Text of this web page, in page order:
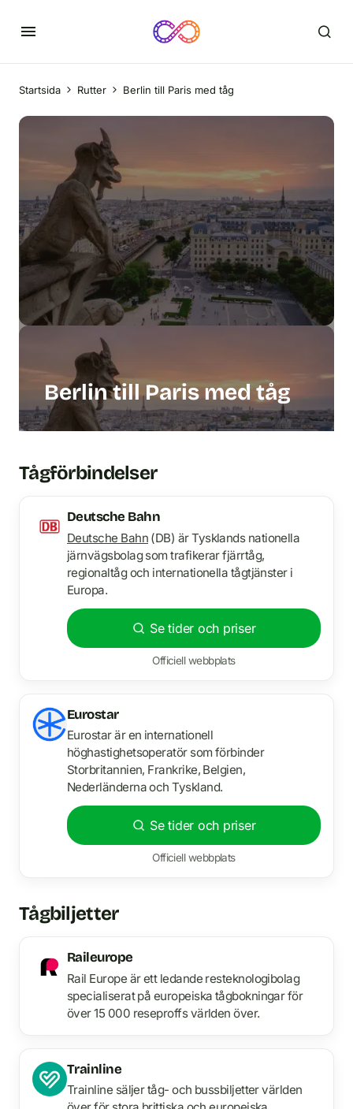
Startsida Rutter Berlin till Paris med tåg
Berlin till Paris med tåg
Tågförbindelser
Deutsche Bahn
Deutsche Bahn(DB) är Tysklands nationella
järnvägsbolag som trafikerar fjärrtåg,
regionaltåg och internationella tågtjänster i
Europa.
Se tider och priser
Officiell webbplats
Eurostar
Eurostar är en internationell
höghastighetsoperatör som förbinder
Storbritannien, Frankrike, Belgien,
Nederländerna och Tyskland.
Se tider och priser
Officiell webbplats
Tågbiljetter
Raileurope
Rail Europe är ett ledande resteknologibolag
specialiserat på europeiska tågbokningar för
över 15 000 reseproffs världen över.
Trainline
Trainline säljer tåg- och bussbiljetter världen